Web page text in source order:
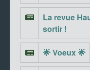
La revue
sortir !
🌟 Voeux 🌟